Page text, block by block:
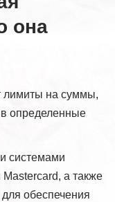
она
лимиты на суммы,
определенные
системами
а также
обеспечения